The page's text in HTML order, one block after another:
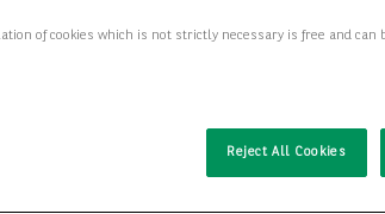
of cookies which is not strictly necessary is free and can
Reject All Cookies